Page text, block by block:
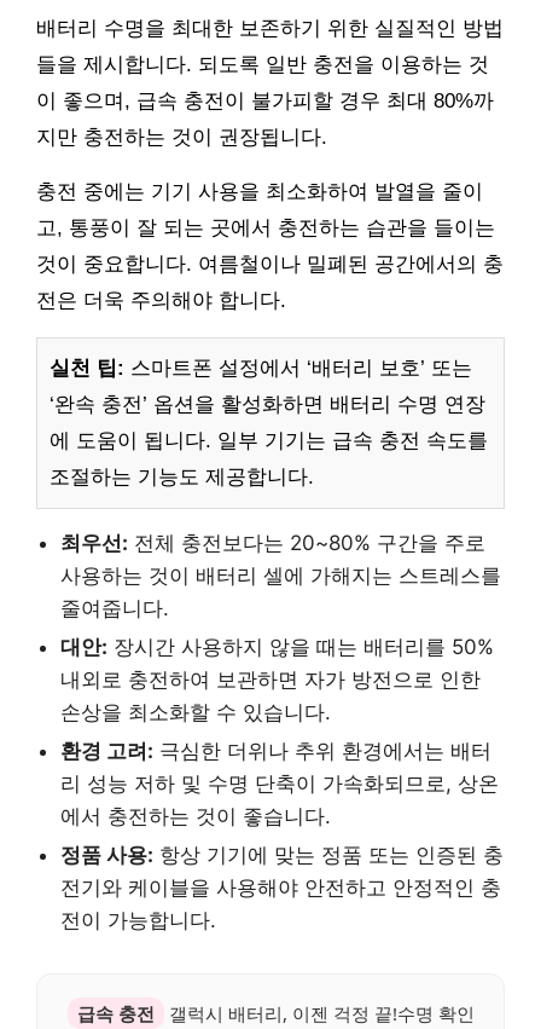
배터리 수명을 최대한 보존하기 위한 실질적인 방법
들을 제시합니다. 되도록 일반 충전을 이용하는 것
이 좋으며, 급속 충전이 불가피할 경우 최대 80%까
지만 충전하는 것이 권장됩니다.
충전 중에는 기기 사용을 최소화하여 발열을 줄이
고, 통풍이 잘 되는 곳에서 충전하는 습관을 들이는
것이 중요합니다. 여름철이나 밀폐된 공간에서의 충
전은 더욱 주의해야 합니다.
실천 팁: 스마트폰 설정에서 ‘배터리 보호’ 또는
‘완속 충전’ 옵션을 활성화하면 배터리 수명 연장
에 도움이 됩니다. 일부 기기는 급속 충전 속도를
조절하는 기능도 제공합니다.
최우선: 전체 충전보다는 20~80% 구간을 주로
사용하는 것이 배터리 셀에 가해지는 스트레스를
줄여줍니다.
대안: 장시간 사용하지 않을 때는 배터리를 50%
내외로 충전하여 보관하면 자가 방전으로 인한
손상을 최소화할 수 있습니다.
환경 고려: 극심한 더위나 추위 환경에서는 배터
리 성능 저하 및 수명 단축이 가속화되므로, 상온
에서 충전하는 것이 좋습니다.
정품 사용: 항상 기기에 맞는 정품 또는 인증된 충
전기와 케이블을 사용해야 안전하고 안정적인 충
전이 가능합니다.
급속 충전
갤럭시 배터리, 이젠 걱정 끝!수명 확인